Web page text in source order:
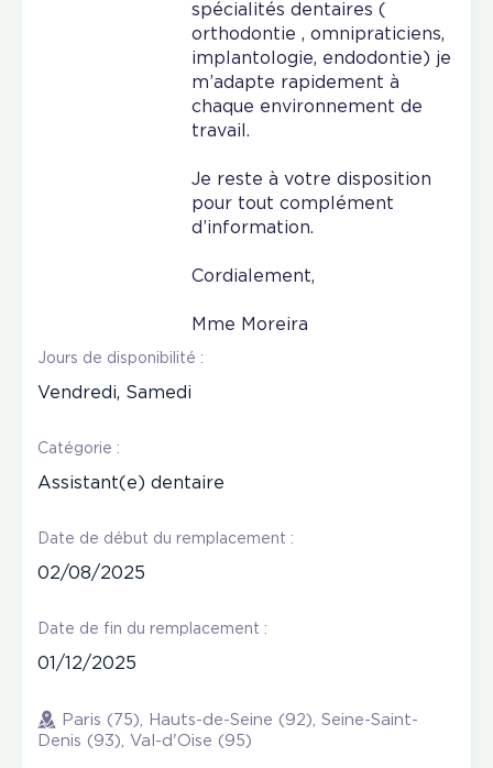
spécialités dentaires (
orthodontie , omnipraticiens,
implantologie, endodontie) je
m’adapte rapidement à
chaque environnement de
travail.
Je reste à votre disposition
pour tout complément
d’information.
Cordialement,
Mme Moreira
Jours de disponibilité :
Vendredi, Samedi
Catégorie :
Assistant(e) dentaire
Date de début du remplacement :
02/08/2025
Date de fin du remplacement :
01/12/2025
Paris (75), Hauts-de-Seine (92), Seine-Saint-
Denis (93), Val-d'Oise (95)